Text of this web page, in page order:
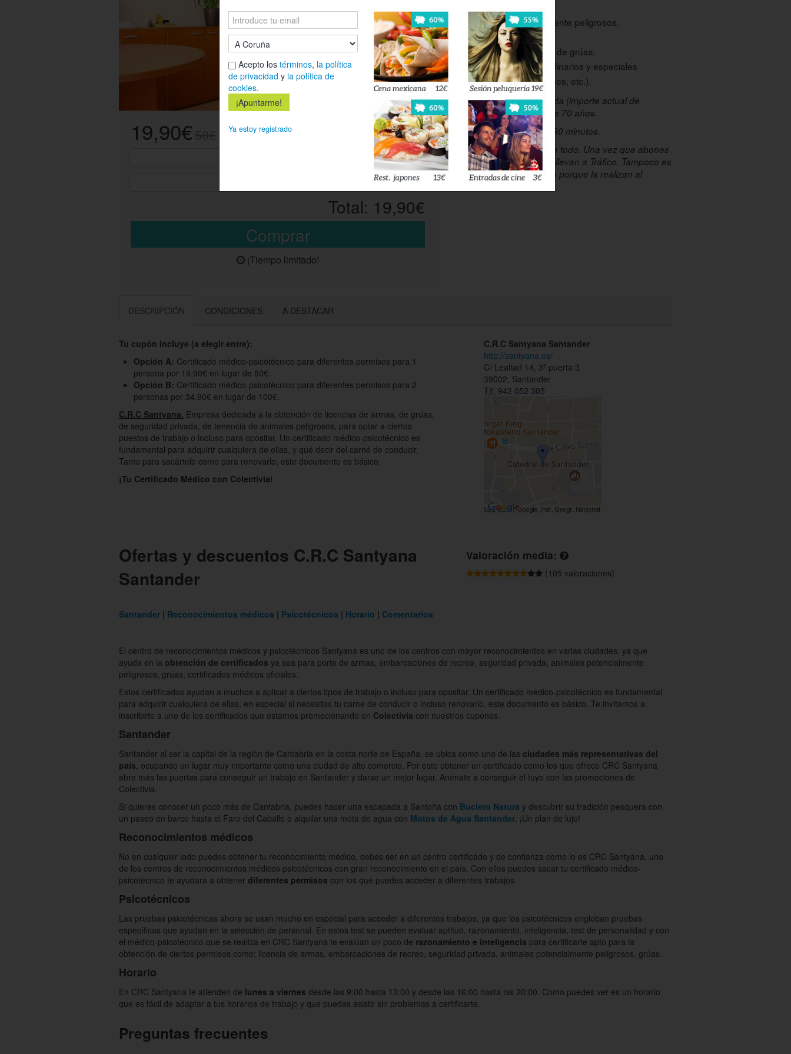
19,90€ 61%
Selecciona una opción
Cantidad:1
Total: 19,90€
¡Tiempo limitado!
Animales potencialmente peligrosos.
Embarcaciones.
Operador de manejo de grúas.
Otros certificados ordinarios y especiales
(escolares, oposiciones, etc.).
* Tasa de examen excluida (importe actual de
24,58€) para menores de 70 años.
* Duración aproximada: 30 minutos.
* El centro se encarga de todo. Una vez que abones
las tasas en el centro, lo llevan a Tráfico. Tampoco es
necesario que lleves foto porque la realizan al
DESCRIPCIÓN CONDICIONES A DESTACAR
Tu cupón incluye (a elegir entre):
Opción A: Certificado médico-psicotécnico para diferentes permisos para 1
persona por 19,90€ en lugar de 50€.
Opción B: Certificado médico-psicotécnico para diferentes permisos para 2
personas por 34,90€ en lugar de 100€.
C.R.C Santyana. Empresa dedicada a la obtención de licencias de armas, de grúas,
de seguridad privada, de tenencia de animales peligrosos, para optar a ciertos
puestos de trabajo o incluso para opositar. Un certificado médico-psicotécnico es
fundamental para adquirir cualquiera de ellas, y qué decir del carné de conducir.
Tanto para sacártelo como para renovarlo, este documento es básico.
¡Tu Certificado Médico con Colectivia!
C.R.C Santyana Santander
http://santyana.es/
C/ Lealtad 14, 3º puerta 3
39002, Santander
Tlf: 942 052 305
Ofertas y descuentos C.R.C Santyana
Santander
Valoración media:
(105 valoraciones)
Santander Reconocimientos médicos Psicotécnicos Horario Comentarios
El centro de reconocimientos médicos y psicotécnicos Santyana es uno de los centros con mayor reconocimientos en varias ciudades, ya que
ayuda en la obtención de certificados ya sea para porte de armas, embarcaciones de recreo, seguridad privada, animales potencialmente
peligrosos, grúas, certificados médicos oficiales.
Estos certificados ayudan a muchos a aplicar a ciertos tipos de trabajo o incluso para opositar. Un certificado médico-psicotécnico es fundamental
para adquirir cualquiera de ellas, en especial si necesitas tu carne de conducir o incluso renovarlo, este documento es básico. Te invitamos a
inscribirte a uno de los certificados que estamos promocionando en Colectivia con nuestros cupones.
Santander
Santander al ser la capital de la región de Cantabria en la costa norte de España, se ubica como una de las ciudades más representativas del
país, ocupando un lugar muy importante como una ciudad de alto comercio. Por esto obtener un certificado como los que ofrece CRC Santyana
abre más las puertas para conseguir un trabajo en Santander y darse un mejor lugar. Anímate a conseguir el tuyo con las promociones de
Colectivia.
Si quieres conocer un poco más de Cantabria, puedes hacer una escapada a Santoña con Buciero Natura y descubrir su tradición pesquera con
un paseo en barco hasta el Faro del Caballo o alquilar una mota de agua con Motos de Agua Santander. ¡Un plan de lujo!
Reconocimientos médicos
No en cualquier lado puedes obtener tu reconocimiento médico, debes ser en un centro certificado y de confianza como lo es CRC Santyana, uno
de los centros de reconocimientos médicos psicotécnicos con gran reconocimiento en el país. Con ellos puedes sacar tu certificado médico-
psicotécnico te ayudará a obtener diferentes permisos con los que puedes acceder a diferentes trabajos.
Psicotécnicos
Las pruebas psicotécnicas ahora se usan mucho en especial para acceder a diferentes trabajos, ya que los psicotécnicos engloban pruebas
específicas que ayudan en la selección de personal. En estos test se pueden evaluar aptitud, razonamiento, inteligencia, test de personalidad y con
el médico-psicotécnico que se realiza en CRC Santyana te evalúan un poco de razonamiento e inteligencia para certificarte apto para la
obtención de ciertos permisos como: licencia de armas, embarcaciones de recreo, seguridad privada, animales potencialmente peligrosos, grúas.
Horario
En CRC Santyana te atienden de lunes a viernes desde las 9:00 hasta 13:00 y desde las 16:00 hasta las 20:00. Como puedes ver es un horario
que es fácil de adaptar a tus horarios de trabajo y que puedas asistir sin problemas a certificarte.
Preguntas frecuentes
Acepto los términos, la política
de privacidad y la política de
cookies.
Ya estoy registrado